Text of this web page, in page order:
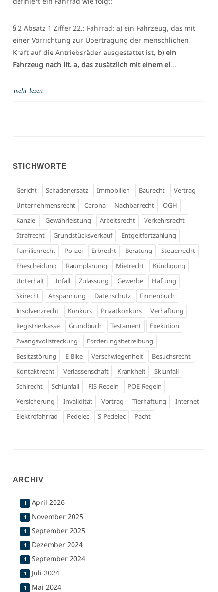
§ 2 Absatz 1 Ziffer 22.: Fahrrad: a) ein Fahrzeug, das mit
einer Vorrichtung zur Übertragung der menschlichen
Kraft auf die Antriebsräder ausgestattet ist, b) ein
Fahrzeug nach lit. a, das zusätzlich mit einem el...
mehr lesen
STICHWORTE
Gericht Schadenersatz Immobilien Baurecht
Vertrag
Unternehmensrecht
Corona Nachbarrecht
OGH
Kanzlei
Gewährleistung Arbeitsrecht
Verkehrsrecht
Strafrecht
Grundstücksverkauf
Entgeltfortzahlung
Familienrecht
Polizei Erbrecht Beratung
Steuerrecht
Ehescheidung
Raumplanung Mietrecht
Kündigung
Unterhalt
Unfall Zulassung Gewerbe
Haftung
Skirecht
Anspannung Datenschutz
Firmenbuch
Insolvenzrecht
Konkurs Privatkonkurs
Verhaftung
Registrierkasse
Grundbuch Testament
Exekution
Zwangsvollstreckung
Forderungsbetreibung
Besitzstörung
E-Bike Verschwiegenheit
Besuchsrecht
Kontaktrecht
Verlassenschaft Krankheit
Skiunfall
Schirecht
Schiunfall FIS-Regeln
POE-Regeln
Versicherung
Invalidität Vortrag Tierhaftung
Internet
Elektrofahrrad
Pedelec S-Pedelec Pacht
ARCHIV
1 April 2026
1 November 2025
1 September 2025
1 Dezember 2024
1 September 2024
1 Juli 2024
1 Mai 2024